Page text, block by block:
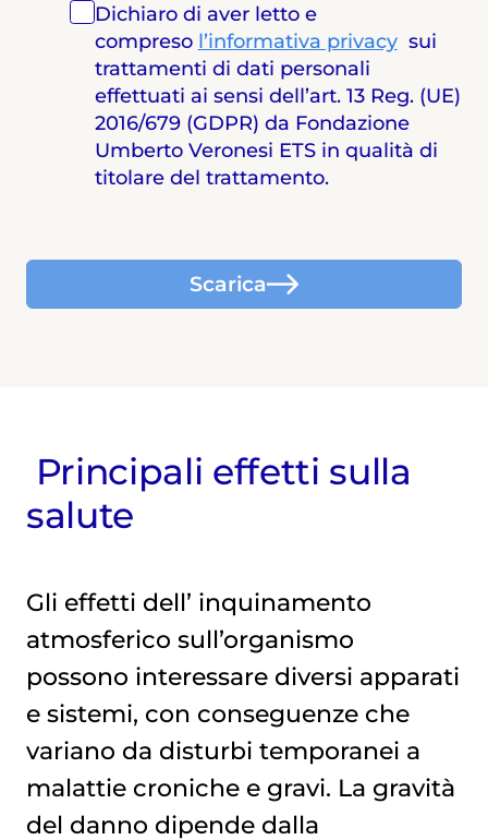
Dichiaro di aver letto e
compreso l’informativa privacysui
trattamenti di dati personali
effettuati ai sensi dell’art. 13 Reg. (UE)
2016/679 (GDPR) da Fondazione
Umberto Veronesi ETS in qualità di
titolare del trattamento.
Scarica
Principali effetti sulla
salute
Gli effetti dell’ inquinamento
atmosferico sull’organismo
possono interessare diversi apparati
e sistemi, con conseguenze che
variano da disturbi temporanei a
malattie croniche e gravi. La gravità
del danno dipende dalla